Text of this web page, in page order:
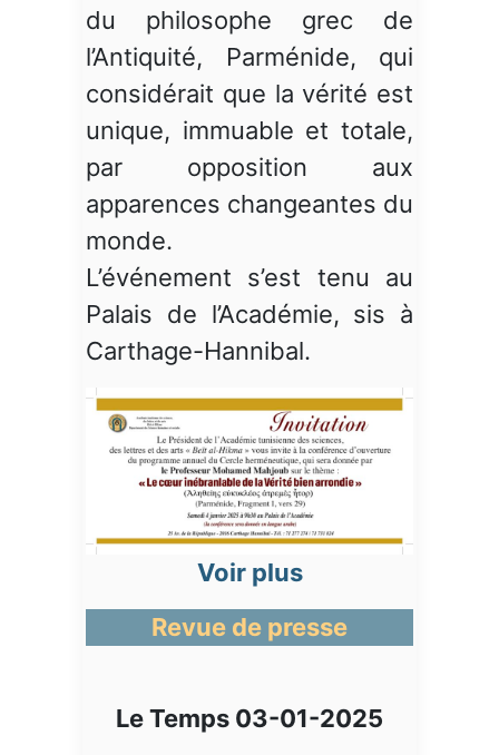
du philosophe grec de
l’Antiquité, Parménide, qui
considérait que la vérité est
unique, immuable et totale,
par opposition aux
apparences changeantes du
monde.
L’événement s’est tenu au
Palais de l’Académie, sis à
Carthage-Hannibal.
Voir plus
Revue de presse
Le Temps 03-01-2025